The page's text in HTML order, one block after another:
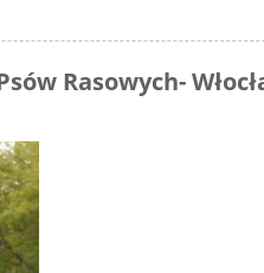
Rasowych-